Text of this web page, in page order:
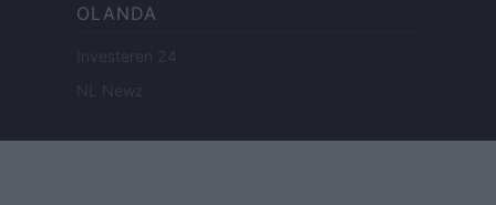
OLANDA
Investeren 24
NL Newz